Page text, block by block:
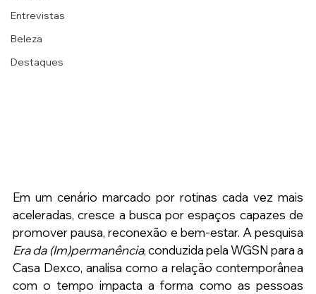
Entrevistas
Beleza
Destaques
Em um cenário marcado por rotinas cada vez mais
aceleradas, cresce a busca por espaços capazes de
Era da (Im)permanência, conduzida pela WGSN para a
Casa Dexco, analisa como a relação contemporânea
com o tempo impacta a forma como as pessoas